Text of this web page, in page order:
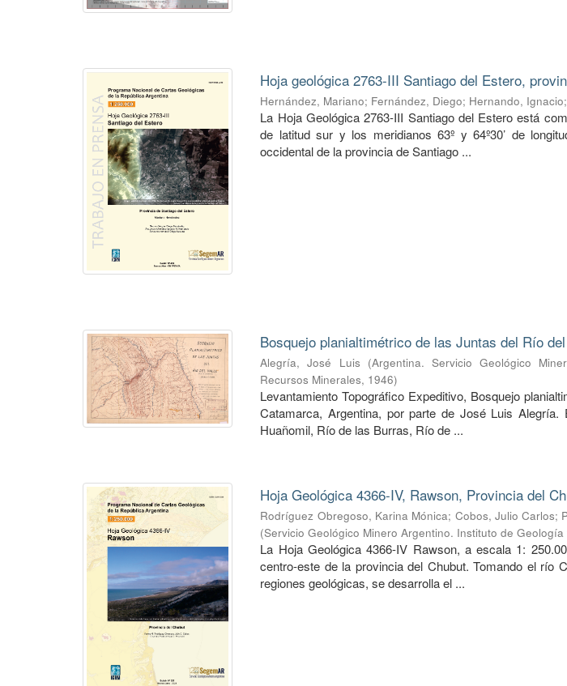
Hoja geológica 2763-III Santiago del Estero,
Hernández, Mariano; Fernández, Diego; Hernando, Ignacio
La Hoja Geológica 2763-III Santiago del Estero está
de latitud sur y los meridianos 63º y 64º30’ de
occidental de la provincia de Santiago ...
Bosquejo planialtimétrico de las Juntas del Río
Alegría, José Luis (Argentina. Servicio Geológico
Recursos Minerales, 1946)
Levantamiento Topográfico Expeditivo, Bosquejo
Catamarca, Argentina, por parte de José Luis
Huañomil, Río de las Burras, Río de ...
Hoja Geológica 4366-IV, Rawson, Provincia del
Rodríguez Obregoso, Karina Mónica; Cobos, Julio Carlos;
(Servicio Geológico Minero Argentino. Instituto de
La Hoja Geológica 4366-IV Rawson, a escala 1:
centro-este de la provincia del Chubut. Tomando el río
regiones geológicas, se desarrolla el ...